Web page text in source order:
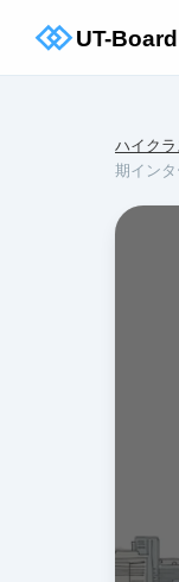
ハイク
期インタ